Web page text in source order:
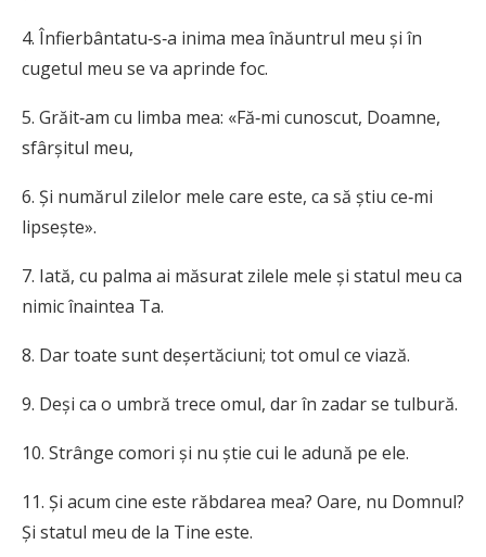
4. Înfierbântatu‑s‑a inima mea înăuntrul meu și în
cugetul meu se va aprinde foc.
5. Grăit‑am cu limba mea: «Fă‑mi cunoscut, Doamne,
sfârșitul meu,
6. Și numărul zilelor mele care este, ca să știu ce‑mi
lipsește».
7. Iată, cu palma ai măsurat zilele mele și statul meu ca
nimic înaintea Ta.
8. Dar toate sunt deșertăciuni; tot omul ce viază.
9. Deși ca o umbră trece omul, dar în zadar se tulbură.
10. Strânge comori și nu știe cui le adună pe ele.
11. Și acum cine este răbdarea mea? Oare, nu Domnul?
Și statul meu de la Tine este.